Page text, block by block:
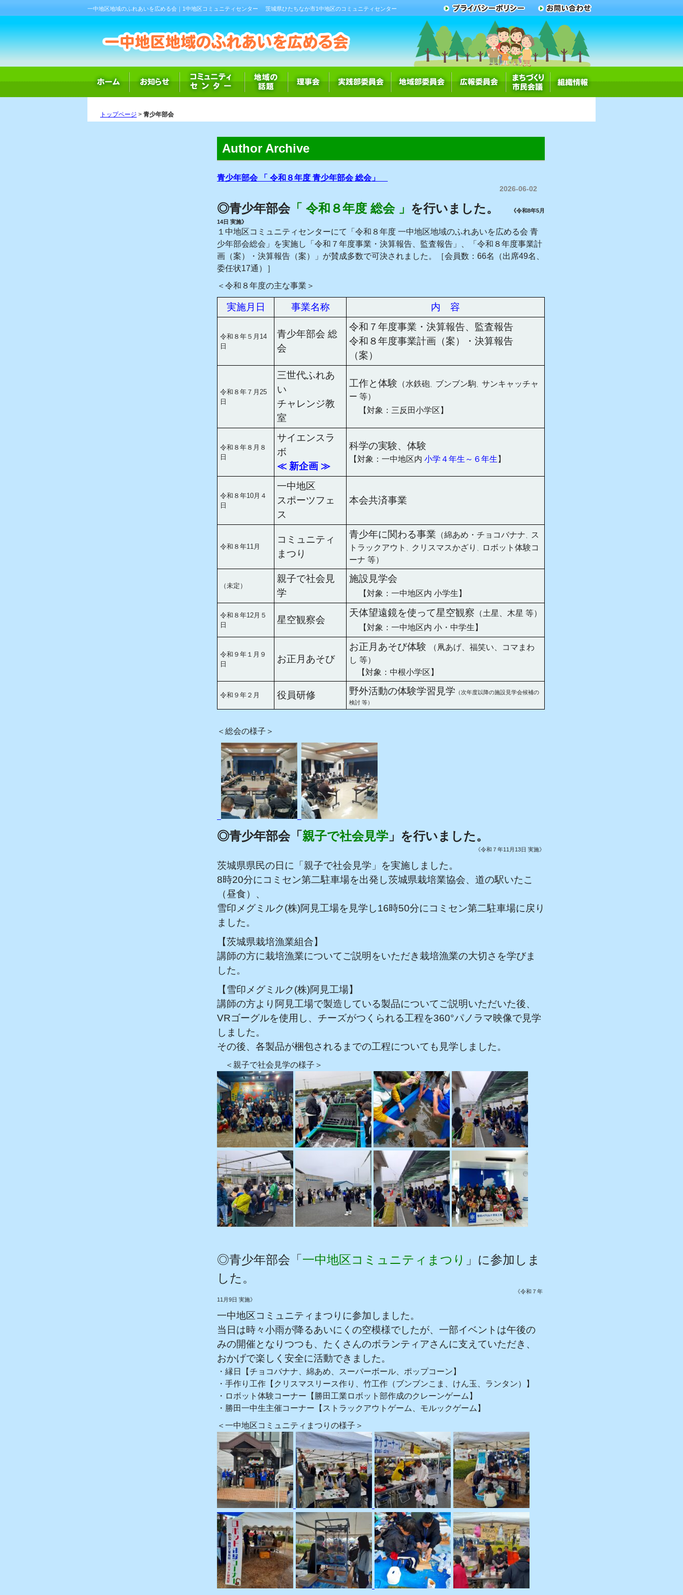
一中地区地域のふれあいを広める会｜1中地区コミュニティセンター 茨城県ひたちなか市1中地区のコミュニティセンター
トップページ > 青少年部会
Author Archive
青少年部会 「 令和８年度 青少年部会 総会」
2026-06-02
◎青少年部会「 令和８年度 総会 」 を行いました。
《令和8年5月
14日 実施》
１中地区コミュニティセンターにて「令和８年度 一中地区地域のふれあいを広める会 青
少年部会総会」を実施し「令和７年度事業・決算報告、監査報告」、「令和８年度事業計
画（案）・決算報告（案）」が賛成多数で可決されました。［会員数：66名（出席49名、
委任状17通）］
＜令和８年度の主な事業＞
実施月日 事業名称 内 容
令和８年５月14
日
青少年部会 総
会
令和７年度事業・決算報告、監査報告
令和８年度事業計画（案）・決算報告
（案）
令和８年７月25
日
三世代ふれあ
い
チャレンジ教
室
工作と体験 （水鉄砲 ブンブン駒
サンキャッチャ
ー 等）
【対象：三反田小学区】
令和８年８月８
日
サイエンスラ
ボ
≪ 新企画 ≫
科学の実験、体験
【対象：一中地区内 小学４年生～６年生 】
令和８年10月４
日
一中地区
スポーツフェ
ス
本会共済事業
令和８年11月
コミュニティ
まつり
青少年に関わる事業 （綿あめ・チョコバナナ
ス
トラックアウト
クリスマスかざり
ロボット体験コ
ーナ 等）
（未定）
親子で社会見
学
施設見学会
【対象：一中地区内 小学生】
令和８年12月５
日
星空観察会
天体望遠鏡を使って星空観察 （土星、木星 等）
【対象：一中地区内 小・中学生】
令和９年１月９
日
お正月あそび
お正月あそび体験
（凧あげ、福笑い、コマまわ
し 等）
【対象：中根小学区】
令和９年２月 役員研修 野外活動の体験学習見学 （次年度以降の施設見学会候補の
検討 等）
＜総会の様子＞
◎青少年部会「 親子で社会見学 」を行いました。
《令和７年11月13日 実施》
茨城県県民の日に「親子で社会見学」を実施しました。
8時20分にコミセン第二駐車場を出発し茨城県栽培業協会、道の駅いたこ
（昼食）、
雪印メグミルク(株)阿見工場を見学し16時50分にコミセン第二駐車場に戻り
ました。
【茨城県栽培漁業組合】
講師の方に栽培漁業についてご説明をいただき栽培漁業の大切さを学びま
した。
【雪印メグミルク(株)阿見工場】
講師の方より阿見工場で製造している製品についてご説明いただいた後、
VRゴーグルを使用し、チーズがつくられる工程を360°パノラマ映像で見学
しました。
その後、各製品が梱包されるまでの工程についても見学しました。
＜親子で社会見学の様子＞
◎青少年部会「 一中地区コミュニティまつり 」に参加しま
した。
《令和７年
11月9日 実施》
一中地区コミュニティまつりに参加しました。
当日は時々小雨が降るあいにくの空模様でしたが、一部イベントは午後の
みの開催となりつつも、たくさんのボランティアさんに支えていただき、
おかげで楽しく安全に活動できました。
・縁日【チョコバナナ、綿あめ、スーパーボール、ポップコーン】
・手作り工作【クリスマスリース作り、竹工作（ブンブンこま、けん玉、ランタン）】
・ロボット体験コーナー【勝田工業ロボット部作成のクレーンゲーム】
・勝田一中生主催コーナー【ストラックアウトゲーム、モルックゲーム】
＜一中地区コミュニティまつりの様子＞